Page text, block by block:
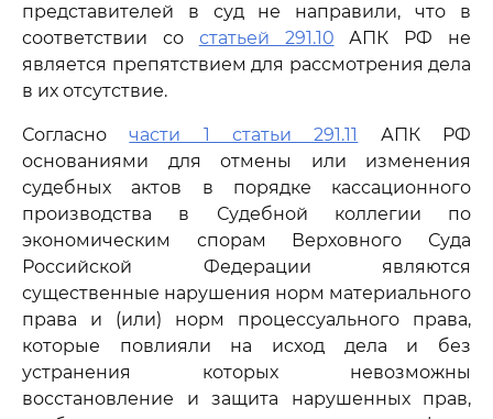
представителей в суд не направили, что в
соответствии со статьей 291.10 АПК РФ не
является препятствием для рассмотрения дела
в их отсутствие.
Согласночасти 1 статьи 291.11
АПК РФ
основаниями для отмены или изменения
судебных актов в порядке кассационного
производства в Судебной коллегии по
экономическим спорам Верховного Суда
Российской Федерации являются
существенные нарушения норм материального
права и (или) норм процессуального права,
которые повлияли на исход дела и без
устранения которых невозможны
восстановление и защита нарушенных прав,